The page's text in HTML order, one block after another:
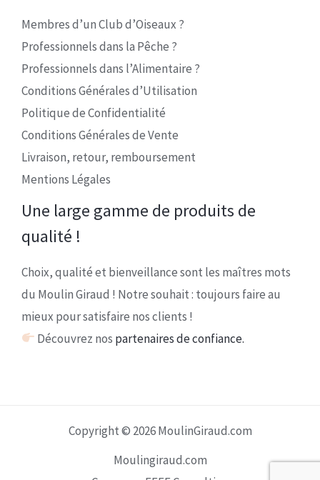
Membres d’un Club d’Oiseaux ?
Professionnels dans la Pêche ?
Professionnels dans l’Alimentaire ?
Conditions Générales d’Utilisation
Politique de Confidentialité
Conditions Générales de Vente
Livraison, retour, remboursement
Mentions Légales
Une large gamme de produits de
qualité !
Choix, qualité et bienveillance sont les maîtres mots
du Moulin Giraud ! Notre souhait : toujours faire au
mieux pour satisfaire nos clients !
Découvrez nos partenaires de confiance.
Copyright © 2026 MoulinGiraud.com
Moulingiraud.com